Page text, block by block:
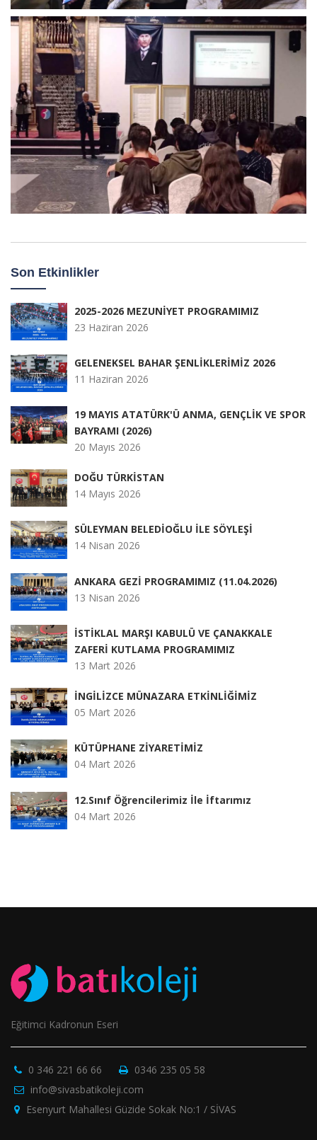
Son Etkinlikler
2025-2026 MEZUNİYET PROGRAMIMIZ
23 Haziran 2026
GELENEKSEL BAHAR ŞENLİKLERİMİZ 2026
11 Haziran 2026
19 MAYIS ATATÜRK'Ü ANMA, GENÇLİK VE SPOR
BAYRAMI (2026)
20 Mayıs 2026
DOĞU TÜRKİSTAN
14 Mayıs 2026
SÜLEYMAN BELEDİOĞLU İLE SÖYLEŞİ
14 Nisan 2026
ANKARA GEZİ PROGRAMIMIZ (11.04.2026)
13 Nisan 2026
İSTİKLAL MARŞI KABULÜ VE ÇANAKKALE
ZAFERİ KUTLAMA PROGRAMIMIZ
13 Mart 2026
İNGİLİZCE MÜNAZARA ETKİNLİĞİMİZ
05 Mart 2026
KÜTÜPHANE ZİYARETİMİZ
04 Mart 2026
12.Sınıf Öğrencilerimiz İle İftarımız
04 Mart 2026
Eğitimci Kadronun Eseri
0 346 221 66 66
0346 235 05 58
info@sivasbatikoleji.com
Esenyurt Mahallesi Güzide Sokak No:1 / SİVAS